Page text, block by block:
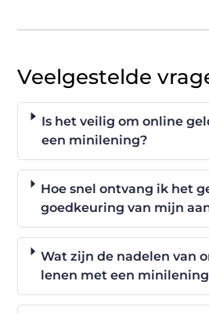
Veelgestelde
Is het veilig om online
een minilening?
Hoe snel ontvang ik het
goedkeuring van mijn
Wat zijn de nadelen van
lenen met een